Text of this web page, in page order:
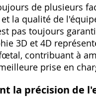
de plusieurs
la qualité de
pas toujours
3D et 4D
contribuant à
prise en
la précision de